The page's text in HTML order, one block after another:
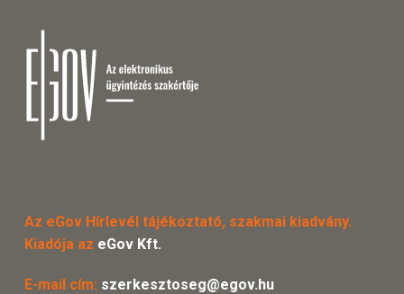
Az eGov Hírlevél tájékoztató, szakmai kiadvány.
Kiadója az eGov Kft.
E-mail cím: szerkesztoseg@egov.hu